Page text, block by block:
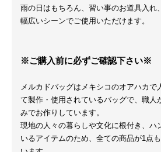
雨の日はもちろん、習い事のお道具入れ
幅広いシーンでご使用いただけます。
※ご購入前に必ずご確認下さい※
メルカドバッグはメキシコのオアハカで
て製作・使用されているバッグで、職人
みでお作りしています。
現地の人々の暮らしや文化に根付き、ハ
いるアイテムのため、全ての商品が1点